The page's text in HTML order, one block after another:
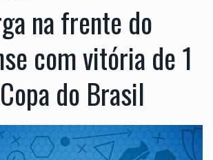
na frente do
com vitória de 1
do Brasil